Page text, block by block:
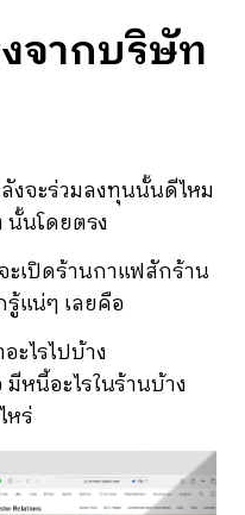
จากบริษัท
งจะร่วมลงทุนนั้นดีไหม
นโดยตรง
ะเปิดร้านกาแฟสักร้าน
รู้แน่ๆ เลยคือ
ะไรไปบ้าง
หนี้อะไรในร้านบ้าง
หร่